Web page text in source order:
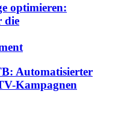
optimieren:
die
Automatisierter
Kampagnen